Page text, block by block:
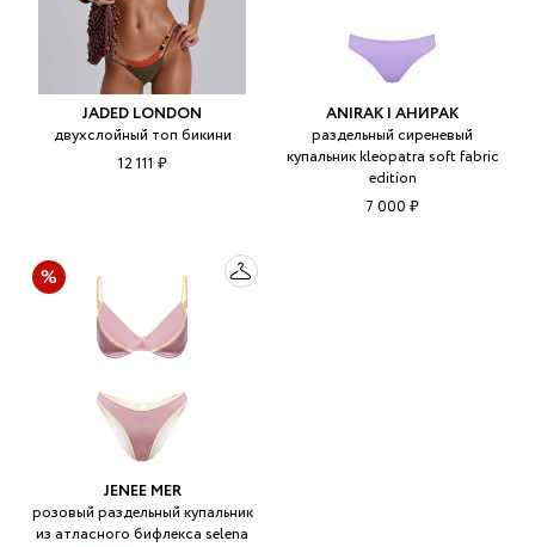
JADED LONDON
двухслойный топ бикини
12 111 ₽
ANIRAK | АНИРАК
раздельный сиреневый
купальник kleopatra soft fabric
edition
7 000 ₽
JENEE MER
розовый раздельный купальник
из атласного бифлекса selena